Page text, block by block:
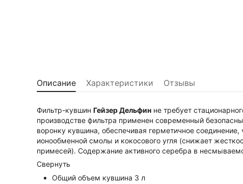
Описание Характеристики Отзывы
Фильтр-кувшин Гейзер Дельфин не требует
производстве фильтра применен современный
воронку кувшина, обеспечивая герметичное
ионообменной смолы и кокосового угля (снижает
примесей). Содержание активного серебра в
Свернуть
Общий объем кувшина 3 л